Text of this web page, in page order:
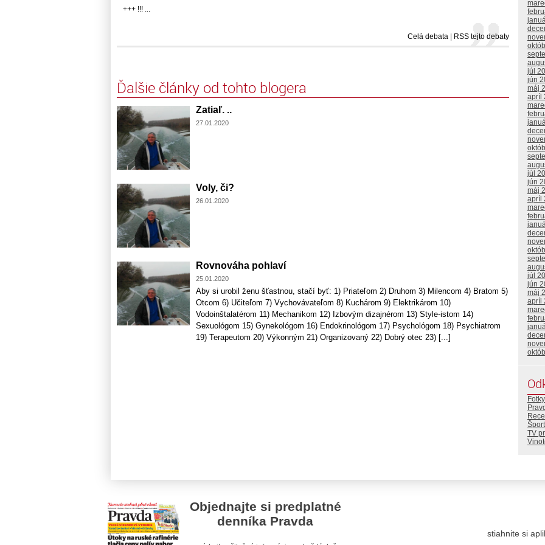
+++ !!! ...
Celá debata RSS tejto debaty
Ďalšie články od tohto blogera
Zatiaľ. ..
27.01.2020
Voly, či?
26.01.2020
Rovnováha pohlaví
25.01.2020
Aby si urobil ženu šťastnou, stačí byť: 1) Priateľom 2) Druhom 3) Milencom 4) Bratom 5)
Otcom 6) Učiteľom 7) Vychovávateľom 8) Kuchárom 9) Elektrikárom 10)
Vodoinštalatérom 11) Mechanikom 12) Izbovým dizajnérom 13) Style-istom 14)
Sexuológom 15) Gynekológom 16) Endokrinológom 17) Psychológom 18) Psychiatrom
19) Terapeutom 20) Výkonným 21) Organizovaný 22) Dobrý otec 23) [...]
júl
jún
máj
apríl
júl
jún
máj
apríl
júl
jún
máj
apríl
Fotky
Šport
TV
Objednajte si predplatné
denníka Pravda
stiahnite si